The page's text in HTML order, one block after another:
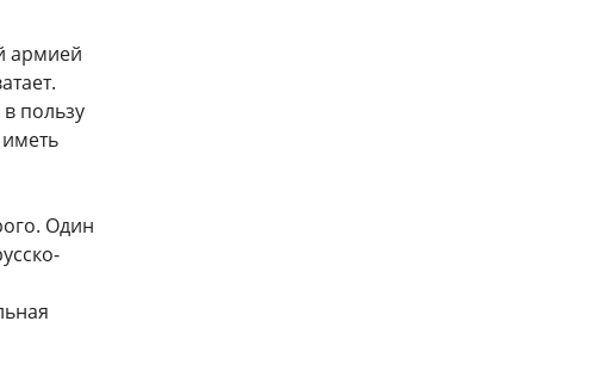
армией
пользу
Один